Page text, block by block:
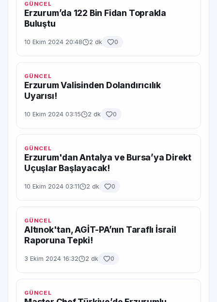
GÜNCEL
Erzurum’da 122 Bin Fidan Toprakla
Buluştu
10 Ekim 2024 20:48 2 dk 0
GÜNCEL
Erzurum Valisinden Dolandırıcılık
Uyarısı!
10 Ekim 2024 03:15 2 dk 0
GÜNCEL
Erzurum'dan Antalya ve Bursa’ya Direkt
Uçuşlar Başlayacak!
10 Ekim 2024 03:11 2 dk 0
GÜNCEL
Altınok'tan, AGİT-PA’nın Taraflı İsrail
Raporuna Tepki!
3 Ekim 2024 16:32 2 dk 0
GÜNCEL